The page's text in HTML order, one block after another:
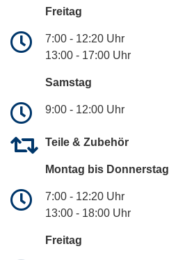
Freitag
7:00 - 12:20 Uhr
13:00 - 17:00 Uhr
Samstag
9:00 - 12:00 Uhr
Teile & Zubehör
Montag bis Donnerstag
7:00 - 12:20 Uhr
13:00 - 18:00 Uhr
Freitag